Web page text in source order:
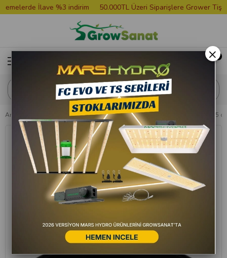
İlave %3 indirim 50.000TL Üzeri Siparişlere Grower Tişört
Anasayfa Saksılar ve Tablalar Saksı Altlığı Yuvarlak Saksı Altlığı 45
×